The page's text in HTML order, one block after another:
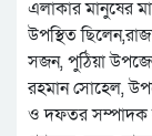
এলাকার মানুষের
উপস্থিত
সজন, পুঠিয়া
রহমান সোহেল,
ও দফতর সম্পাদক